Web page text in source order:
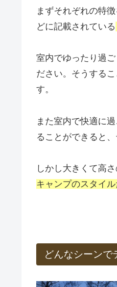
まずそれぞれの特
どに記載されている
室内でゆったり過
ださい。そうする
す。
また室内で快適に過
ることができると
しかし大きくて高
キャンプのスタイ
どんなシーンで